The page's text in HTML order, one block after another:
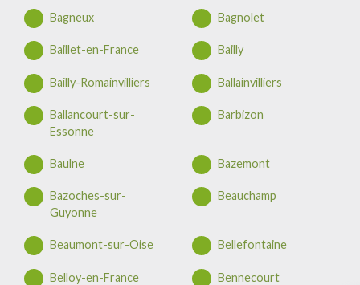
Bagneux Bagnolet
Baillet-en-France Bailly
Bailly-Romainvilliers Ballainvilliers
Ballancourt-sur-
Essonne
Barbizon
Baulne Bazemont
Bazoches-sur-
Guyonne
Beauchamp
Beaumont-sur-Oise Bellefontaine
Belloy-en-France Bennecourt